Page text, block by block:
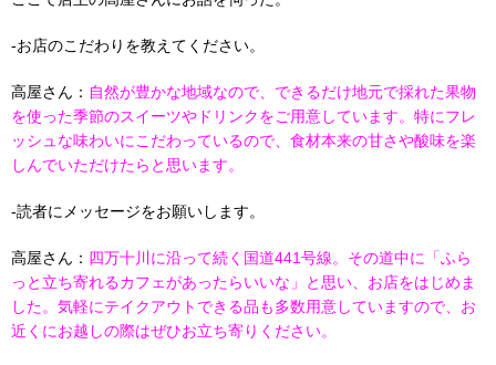
-お店のこだわりを教えてください。
高屋さん： 自然が豊かな地域なので、できるだけ地元で採れた果物
を使った季節のスイーツやドリンクをご用意しています。特にフレ
ッシュな味わいにこだわっているので、食材本来の甘さや酸味を楽
しんでいただけたらと思います。
-読者にメッセージをお願いします。
高屋さん： 四万十川に沿って続く国道441号線。その道中に「ふら
っと立ち寄れるカフェがあったらいいな」と思い、お店をはじめま
した。気軽にテイクアウトできる品も多数用意していますので、お
近くにお越しの際はぜひお立ち寄りください。